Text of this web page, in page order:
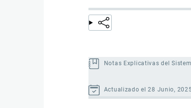
Notas Explicativas del
Actualizado el 28 Junio,